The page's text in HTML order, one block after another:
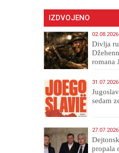
IZDVOJENO
02.08.2026
Divlja
romana
31.07.2026
sedam
27.07.2026
propala